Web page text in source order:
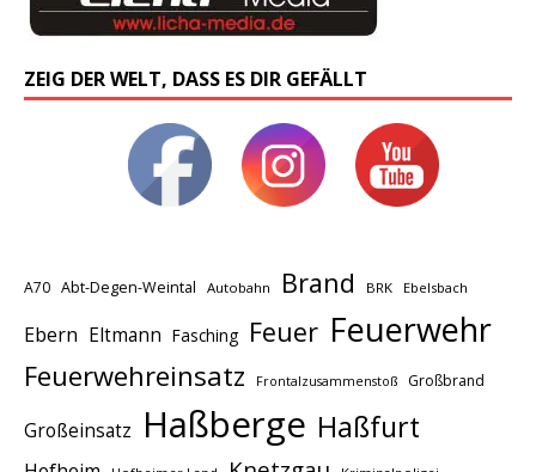
ZEIG DER WELT, DASS ES DIR GEFÄLLT
A70 Abt-Degen-Weintal Autobahn Brand BRK Ebelsbach
Ebern Eltmann Fasching Feuer Feuerwehr
Feuerwehreinsatz Frontalzusammenstoß Großbrand
Großeinsatz Haßberge Haßfurt